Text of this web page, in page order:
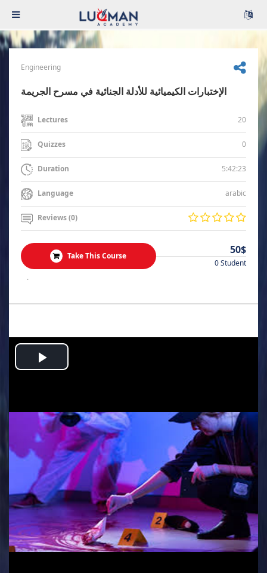
Engineering
الإختبارات الكيميائية للأدلة الجنائية في مسرح الجريمة
Lectures 20
Quizzes 0
Duration 5:42:23
Language arabic
Reviews (0)
Take This Course 50$
0 Student
.
Play